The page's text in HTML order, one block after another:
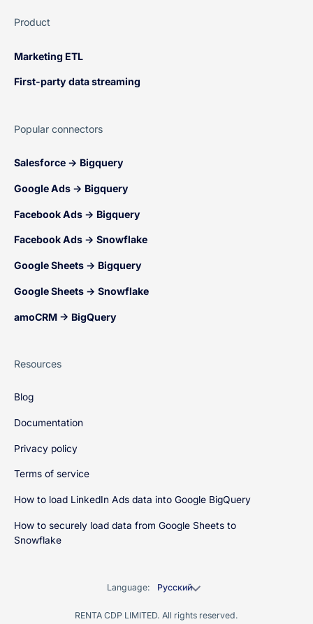
Product
Marketing ETL
First-party data streaming
Popular connectors
Salesforce → Bigquery
Google Ads → Bigquery
Facebook Ads → Bigquery
Facebook Ads → Snowflake
Google Sheets → Bigquery
Google Sheets → Snowflake
amoCRM → BigQuery
Resources
Blog
Documentation
Privacy policy
Terms of service
How to load LinkedIn Ads data into Google BigQuery
How to securely load data from Google Sheets to
Snowflake
RENTA CDP LIMITED. All rights reserved.
Language: Русский